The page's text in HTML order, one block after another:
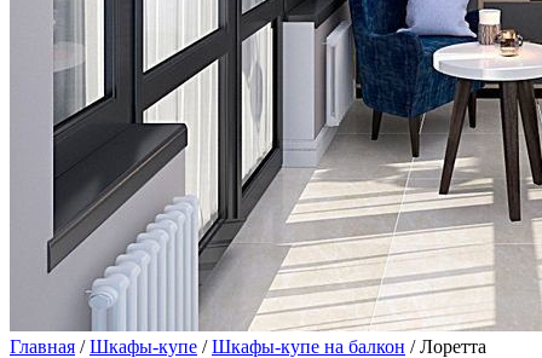
Главная /Шкафы-купе /Шкафы-купе на балкон / Лоретта